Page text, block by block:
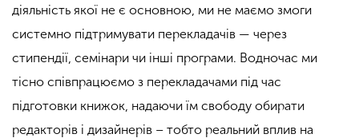
діяльність якої не є основною, ми не маємо змоги
системно підтримувати перекладачів — через
стипендії, семінари чи інші програми. Водночас ми
тісно співпрацюємо з перекладачами під час
підготовки книжок, надаючи їм свободу обирати
редакторів і дизайнерів – тобто реальний вплив на